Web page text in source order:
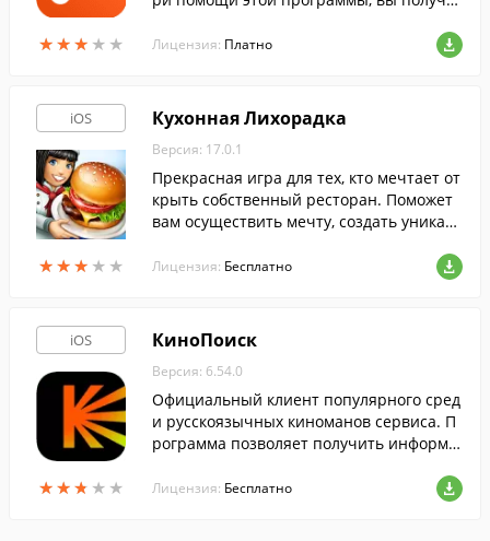
★★★ ★ ★
★★★ ★ ★
сех жанров.
Лицензия: Платно
iOS
★★★ ★ ★
★★★ ★ ★
Кухонная Лихорадка
Версия: 17.0.1
Прекрасная игра для тех, кто мечтает от
крыть собственный ресторан. Поможет
вам осуществить мечту, создать уникаль
знообразных блюд из 100 ингредиенто
Лицензия: Бесплатно
iOS
★★★ ★ ★
★★★ ★ ★
КиноПоиск
Версия: 6.54.0
Официальный клиент популярного сред
и русскоязычных киноманов сервиса. П
рограмма позволяет получить информа
режиссеров и смотреть кино онлайн.
Лицензия: Бесплатно